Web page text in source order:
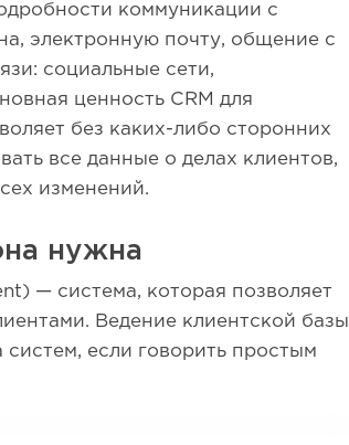
коммуникации с
электронную почту, общение с
социальные сети,
ценность CRM для
без каких-либо сторонних
все данные о делах клиентов,
изменений.
нужна
— система, которая позволяет
Ведение клиентской базы
если говорить простым